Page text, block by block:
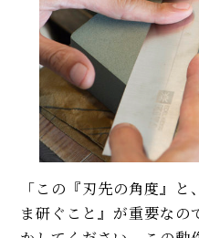
「この『刃先の角度』
ま研ぐこと』が重要なの